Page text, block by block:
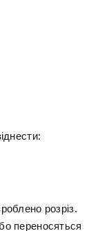
розріз.
переносяться